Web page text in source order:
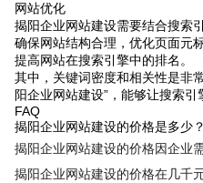
网站优化
揭阳企业网站建设需要结合搜索
确保网站结构合理，优化页面元
提高网站在搜索引擎中的排名。
其中，关键词密度和相关性是非
阳企业网站建设”，能够让搜索引
FAQ
揭阳企业网站建设的价格是多少？
揭阳企业网站建设的价格因企业
揭阳企业网站建设的价格在几千